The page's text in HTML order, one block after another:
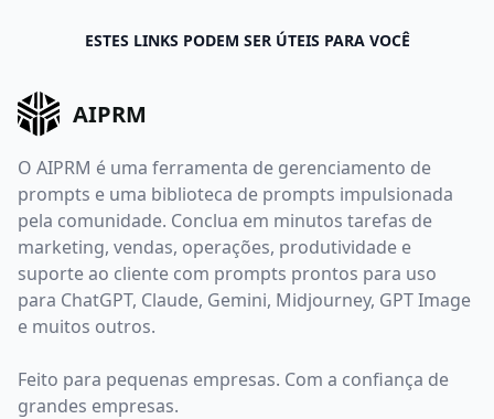
ESTES LINKS PODEM SER ÚTEIS PARA VOCÊ
AIPRM
O AIPRM é uma ferramenta de gerenciamento de
prompts e uma biblioteca de prompts impulsionada
pela comunidade. Conclua em minutos tarefas de
marketing, vendas, operações, produtividade e
suporte ao cliente com prompts prontos para uso
para ChatGPT, Claude, Gemini, Midjourney, GPT Image
e muitos outros.
Feito para pequenas empresas. Com a confiança de
grandes empresas.